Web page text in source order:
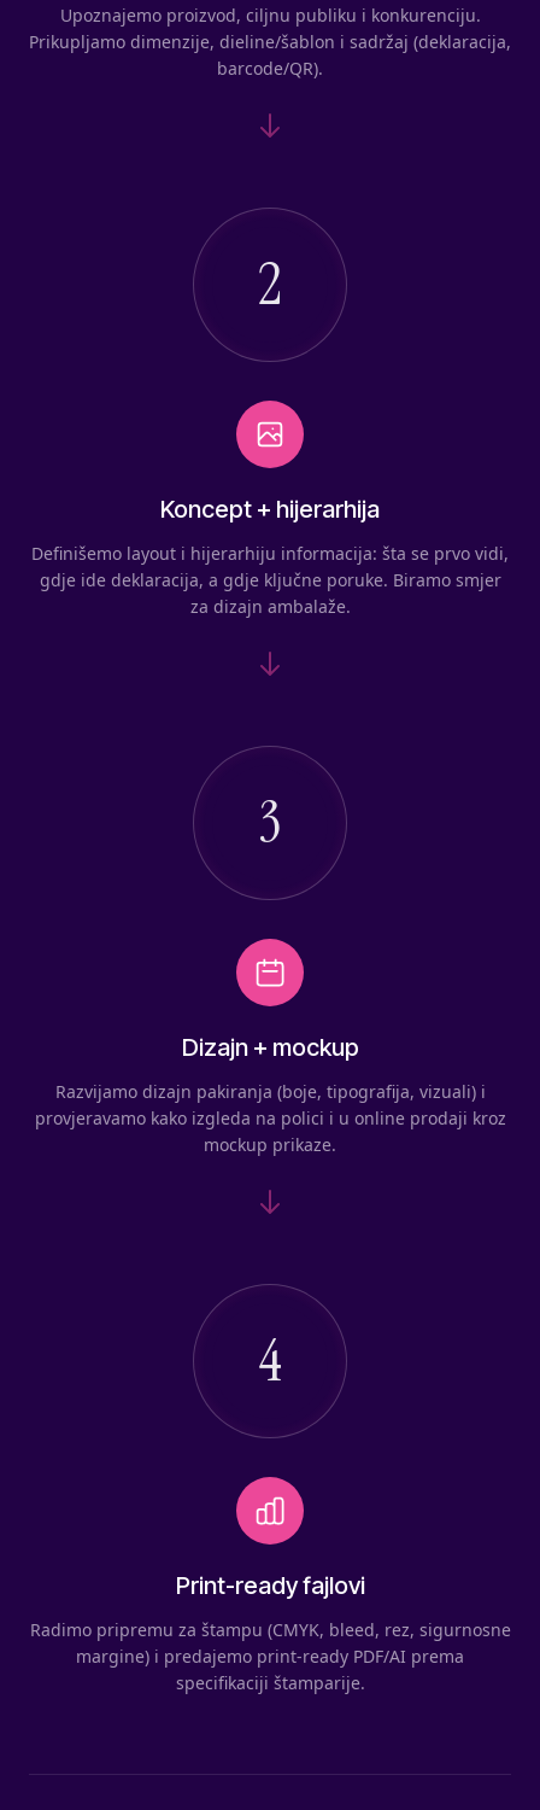
Upoznajemo proizvod, ciljnu publiku i konkurenciju.
Prikupljamo dimenzije, dieline/šablon i sadržaj (deklaracija,
barcode/QR).
2
Koncept + hijerarhija
Definišemo layout i hijerarhiju informacija: šta se prvo vidi,
gdje ide deklaracija, a gdje ključne poruke. Biramo smjer
za dizajn ambalaže.
3
Dizajn + mockup
Razvijamo dizajn pakiranja (boje, tipografija, vizuali) i
provjeravamo kako izgleda na polici i u online prodaji kroz
mockup prikaze.
4
Print-ready fajlovi
Radimo pripremu za štampu (CMYK, bleed, rez, sigurnosne
margine) i predajemo print-ready PDF/AI prema
specifikaciji štamparije.